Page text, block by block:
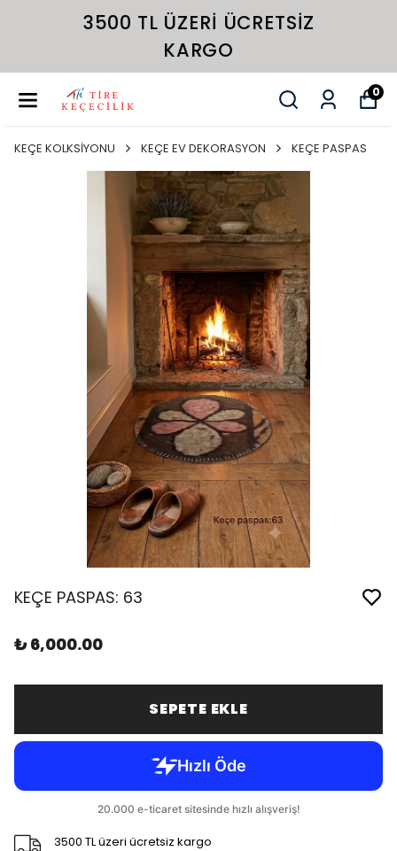
3500 TL ÜZERI ÜCRETSIZ
KARGO
0
KEÇE KOLKSİYONU KEÇE EV DEKORASYON KEÇE PASPAS
KEÇE PASPAS: 63
₺ 6,000.00
SEPETE EKLE
3500 TL üzeri ücretsiz kargo